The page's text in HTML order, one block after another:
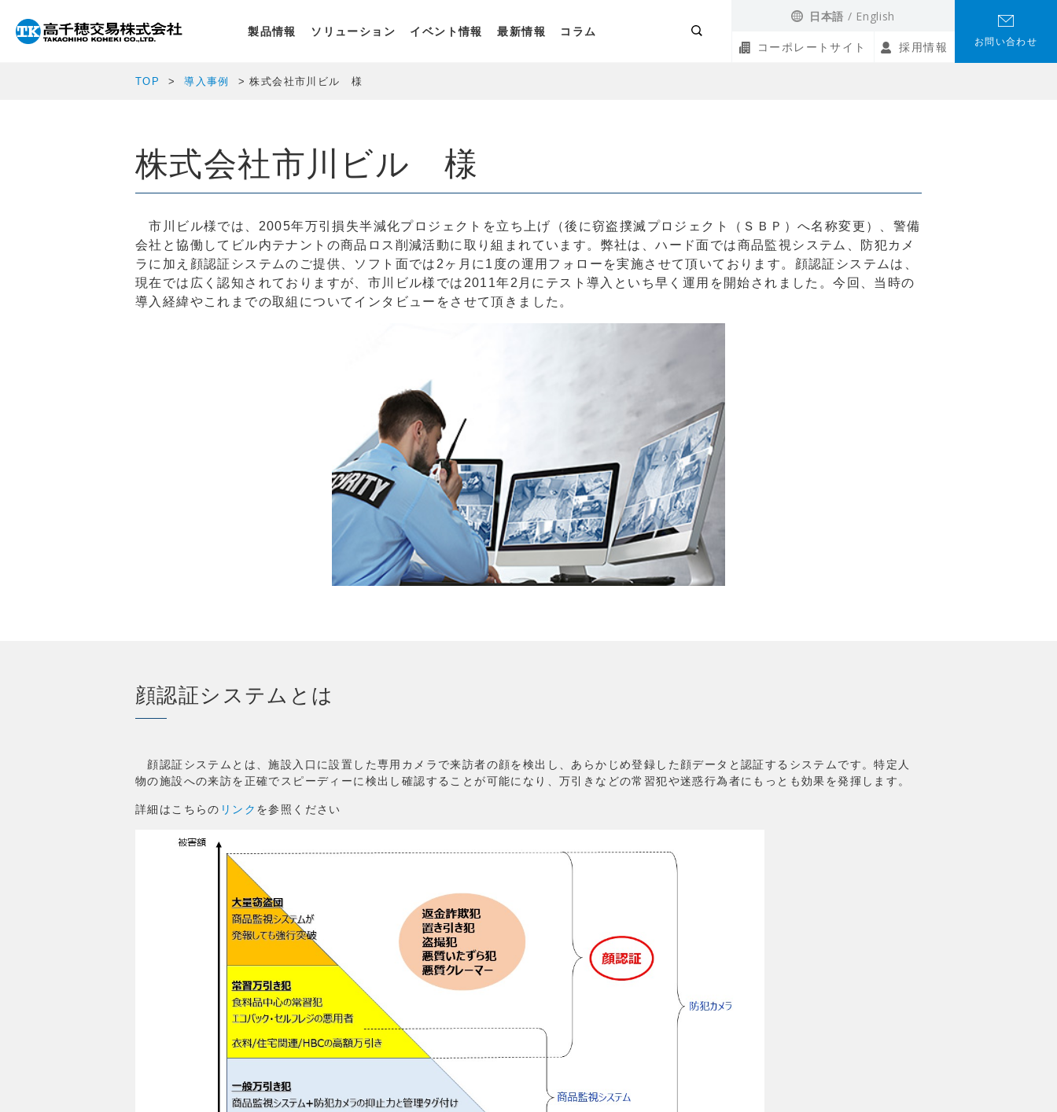
製品情報 ソリューション イベント情報 最新情報 コラム
日本語 English
コーポレートサイト 採用情報 お問い合わせ
TOP 導入事例 株式会社市川ビル 様
株式会社市川ビル 様
市川ビル様では、2005年万引損失半減化プロジェクト を立ち上げ（後に窃盗撲滅プロジェクト（ＳＢＰ）へ名称変更）、警備
会社と協働してビル内テナントの商品ロス削減活動に取り組まれています。弊社は、ハード面では商品監視システム、防犯カメ
ラに加え顔認証システムのご提供、ソフト面では2ヶ月に1度の運用フォローを実施させて頂いております。顔認証システムは、
現在では広く認知されておりますが、市川ビル様では2011年2月にテスト導入といち早く運用を開始されました。今回、当時の
導入経緯やこれまでの取組についてインタビューをさせて頂きました。
顔認証システムとは
顔認証システムとは、施設入口に設置した専用カメラで来訪者の顔を検出し、あらかじめ登録した顔データと認証するシステムです。特定人
物の施設への来訪を正確でスピーディーに検出し確認することが可能になり、万引きなどの常習犯や迷惑行為者にもっとも効果を発揮します。
詳細はこちらの リンク を参照ください